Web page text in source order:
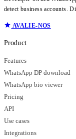
detect business accounts.
AVALIE-NOS
Product
Features
WhatsApp DP download
WhatsApp bio viewer
Pricing
API
Use cases
Integrations